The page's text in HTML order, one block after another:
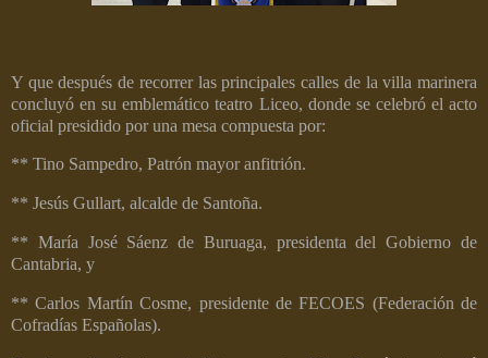
Y que después de recorrer las principales calles de la villa marinera
concluyó en su emblemático teatro Liceo, donde se celebró el acto
oficial presidido por una mesa compuesta por:
** Tino Sampedro, Patrón mayor anfitrión.
** Jesús Gullart, alcalde de Santoña.
** María José Sáenz de Buruaga, presidenta del Gobierno de
Cantabria, y
** Carlos Martín Cosme, presidente de FECOES (Federación de
Cofradías Españolas).